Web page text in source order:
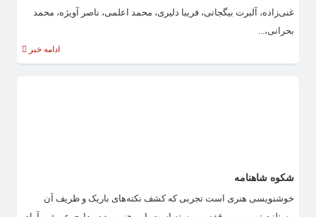
غنی‌زاده، آلبرت بیگجانی، فریبا دلیری، محمد اعلمی، ناصر آویژه، محمد
بحرانی،...
ادامه خبر
شکوه شاهنامه
خوشنویسی هنری است تجربی که کشف نکته‌های باریک و ظریف آن